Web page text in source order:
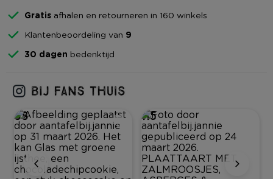
Gratis afhalen en retourneren in 160 winkels
Klantenbeoordeling van 9
30 dagen bedenktijd
88 115